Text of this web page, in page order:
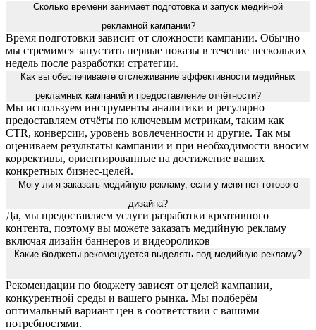
Сколько времени занимает подготовка и запуск медийной
рекламной кампании?
Время подготовки зависит от сложности кампании. Обычно
мы стремимся запустить первые показы в течение нескольких
недель после разработки стратегии.
Как вы обеспечиваете отслеживание эффективности медийных
рекламных кампаний и предоставление отчётности?
Мы используем инструменты аналитики и регулярно
предоставляем отчёты по ключевым метрикам, таким как
CTR, конверсии, уровень вовлеченности и другие. Так мы
оцениваем результаты кампании и при необходимости вносим
коррективы, ориентированные на достижение ваших
конкретных бизнес-целей.
Могу ли я заказать медийную рекламу, если у меня нет готового
дизайна?
Да, мы предоставляем услуги разработки креативного
контента, поэтому вы можете заказать медийную рекламу
включая дизайн баннеров и видеороликов
Какие бюджеты рекомендуется выделять под медийную рекламу?
Рекомендации по бюджету зависят от целей кампании,
конкурентной среды и вашего рынка. Мы подберём
оптимальный вариант цен в соответствии с вашими
потребностями.